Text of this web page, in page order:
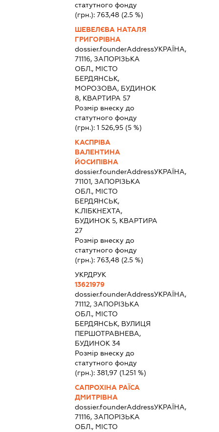
статутного фонду
(грн.):763,48 (2.5 %)
ШЕВЕЛЄВА НАТАЛЯ
ГРИГОРІВНА
dossier.founderAddressУКРАЇНА,
71116, ЗАПОРІЗЬКА
ОБЛ., МІСТО
БЕРДЯНСЬК,
МОРОЗОВА, БУДИНОК
8, КВАРТИРА 57
Розмір внеску до
статутного фонду
(грн.):1 526,95 (5 %)
КАСПРІВА
ВАЛЕНТИНА
ЙОСИПІВНА
dossier.founderAddressУКРАЇНА,
71101, ЗАПОРІЗЬКА
ОБЛ., МІСТО
БЕРДЯНСЬК,
К.ЛІБКНЕХТА,
БУДИНОК 5, КВАРТИРА
27
Розмір внеску до
статутного фонду
(грн.):763,48 (2.5 %)
УКРДРУК
13621979
dossier.founderAddressУКРАЇНА,
71112, ЗАПОРІЗЬКА
ОБЛ., МІСТО
БЕРДЯНСЬК, ВУЛИЦЯ
ПЕРШОТРАВНЕВА,
БУДИНОК 34
Розмір внеску до
статутного фонду
(грн.):381,97 (1.251 %)
САПРОХІНА РАЇСА
ДМИТРІВНА
dossier.founderAddressУКРАЇНА,
71116, ЗАПОРІЗЬКА
ОБЛ., МІСТО